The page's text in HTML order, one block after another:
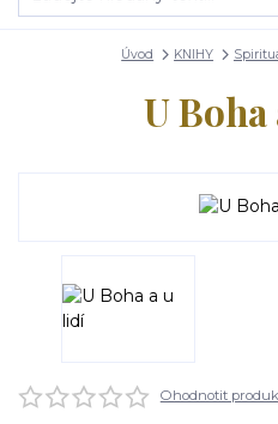
Úvod KNIHY
U
Ohodnotit